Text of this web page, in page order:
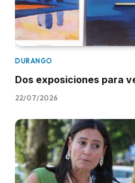
DURANGO
Dos exposiciones para
22/07/2026